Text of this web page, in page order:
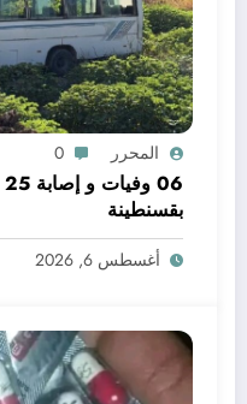
المحرر 0
بقسنطينة
أغسطس 6, 2026